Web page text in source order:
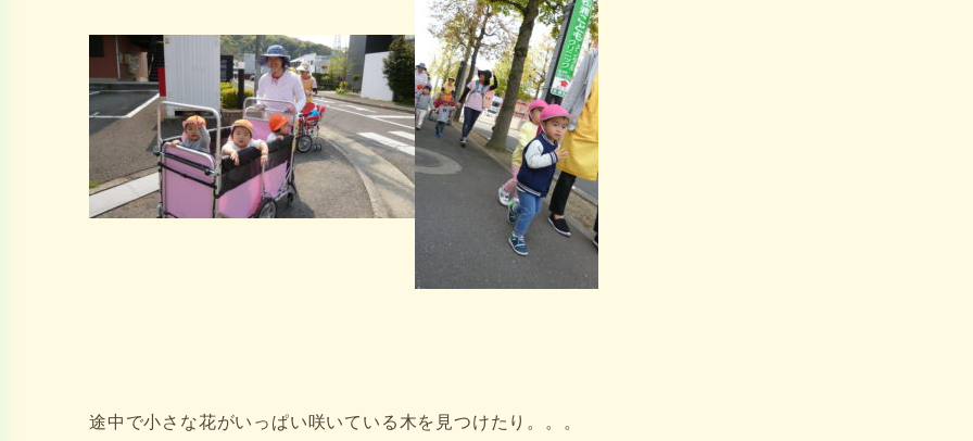
途中で小さな花がいっぱい咲いている木を見つけたり。。。